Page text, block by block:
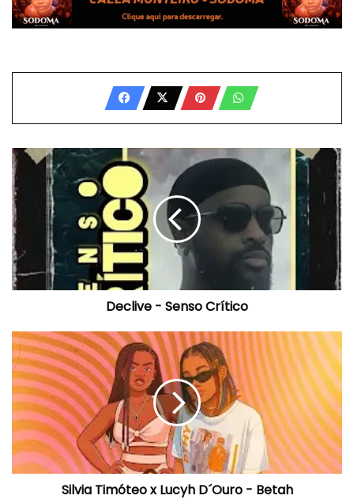
Declive
-
Senso
Crítico
Declive - Senso Crítico
Silvia
Timóteo
x
Lucyh
D
´Ouro
Betah
Silvia Timóteo x Lucyh D´Ouro - Betah